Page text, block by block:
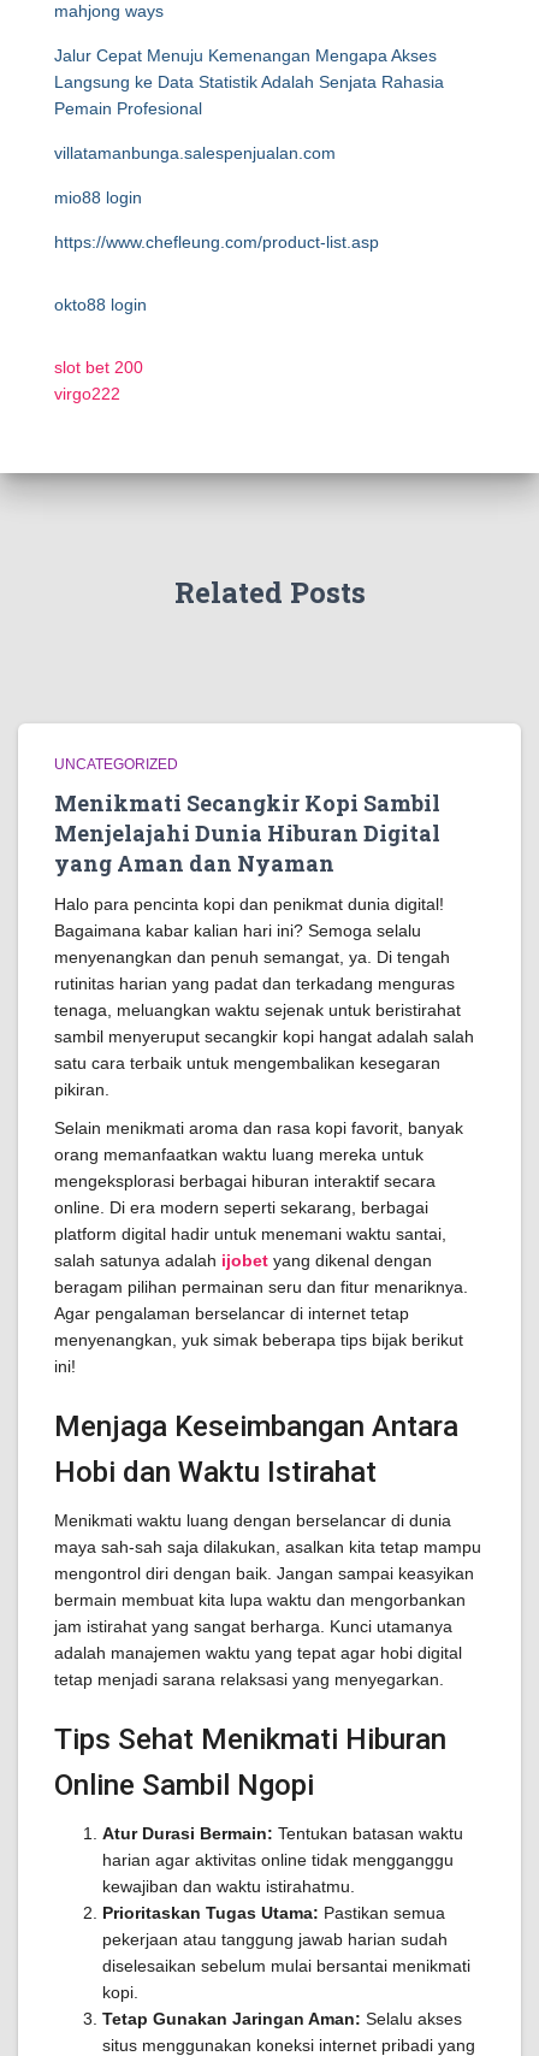
mahjong ways
Jalur Cepat Menuju Kemenangan Mengapa Akses
Langsung ke Data Statistik Adalah Senjata Rahasia
Pemain Profesional
villatamanbunga.salespenjualan.com
mio88 login
https://www.chefleung.com/product-list.asp
okto88 login
slot bet 200
virgo222
Related Posts
UNCATEGORIZED
Menikmati Secangkir Kopi Sambil
Menjelajahi Dunia Hiburan Digital
yang Aman dan Nyaman
Halo para pencinta kopi dan penikmat dunia digital!
Bagaimana kabar kalian hari ini? Semoga selalu
menyenangkan dan penuh semangat, ya. Di tengah
rutinitas harian yang padat dan terkadang menguras
tenaga, meluangkan waktu sejenak untuk beristirahat
sambil menyeruput secangkir kopi hangat adalah salah
satu cara terbaik untuk mengembalikan kesegaran
pikiran.
Selain menikmati aroma dan rasa kopi favorit, banyak
orang memanfaatkan waktu luang mereka untuk
mengeksplorasi berbagai hiburan interaktif secara
online. Di era modern seperti sekarang, berbagai
platform digital hadir untuk menemani waktu santai,
salah satunya adalah ijobet yang dikenal dengan
beragam pilihan permainan seru dan fitur menariknya.
Agar pengalaman berselancar di internet tetap
menyenangkan, yuk simak beberapa tips bijak berikut
ini!
Menjaga Keseimbangan Antara
Hobi dan Waktu Istirahat
Menikmati waktu luang dengan berselancar di dunia
maya sah-sah saja dilakukan, asalkan kita tetap mampu
mengontrol diri dengan baik. Jangan sampai keasyikan
bermain membuat kita lupa waktu dan mengorbankan
jam istirahat yang sangat berharga. Kunci utamanya
adalah manajemen waktu yang tepat agar hobi digital
tetap menjadi sarana relaksasi yang menyegarkan.
Tips Sehat Menikmati Hiburan
Online Sambil Ngopi
Atur Durasi Bermain: Tentukan batasan waktu
harian agar aktivitas online tidak mengganggu
kewajiban dan waktu istirahatmu.
Prioritaskan Tugas Utama: Pastikan semua
pekerjaan atau tanggung jawab harian sudah
diselesaikan sebelum mulai bersantai menikmati
kopi.
Tetap Gunakan Jaringan Aman: Selalu akses
situs menggunakan koneksi internet pribadi yang